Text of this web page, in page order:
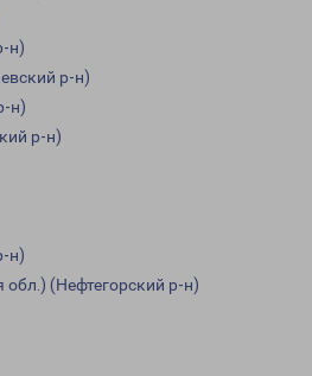
н)
р-н)
н)
р-н)
н)
(Нефтегорский р-н)